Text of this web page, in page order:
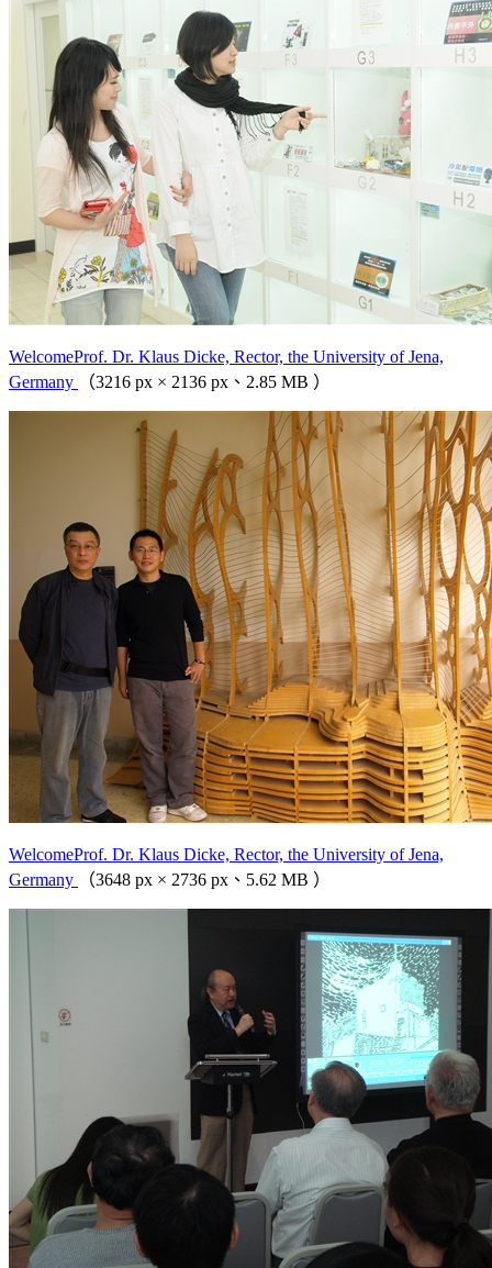
WelcomeProf. Dr. Klaus Dicke, Rector, the University of Jena,
Germany
（3216 px × 2136 px、2.85 MB ）
WelcomeProf. Dr. Klaus Dicke, Rector, the University of Jena,
Germany
（3648 px × 2736 px、5.62 MB ）